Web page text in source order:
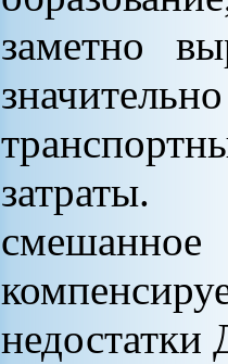
заметно
затраты.